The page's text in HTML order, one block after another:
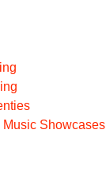
Music Showcases